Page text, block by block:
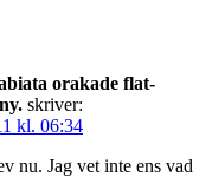
orakade flat-
skriver:
kl. 06:34
nu. Jag vet inte ens vad